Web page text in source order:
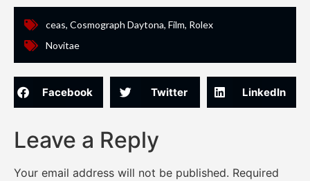
ceas, Cosmograph Daytona, Film, Rolex
Novitae
Facebook Twitter LinkedIn
Leave a Reply
Your email address will not be published. Required